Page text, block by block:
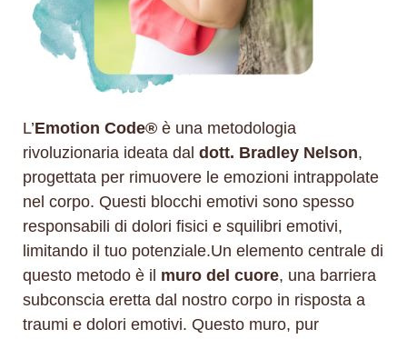
L’Emotion Code® è una metodologia
rivoluzionaria ideata dal dott. Bradley Nelson,
progettata per rimuovere le emozioni intrappolate
nel corpo. Questi blocchi emotivi sono spesso
responsabili di dolori fisici e squilibri emotivi,
limitando il tuo potenziale.Un elemento centrale di
questo metodo è il muro del cuore, una barriera
subconscia eretta dal nostro corpo in risposta a
traumi e dolori emotivi. Questo muro, pur